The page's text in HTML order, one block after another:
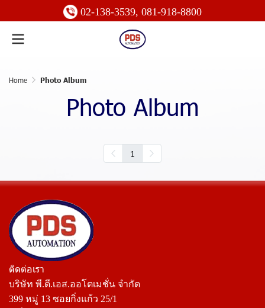
02-138-3539, 081-918-8800
Home Photo Album
Photo Album
1
ติดต่อเรา
บริษัท พี.ดี.เอส.ออโตเมชั่น จำกัด
399 หมู่ 13 ซอยกิ่งแก้ว 25/1